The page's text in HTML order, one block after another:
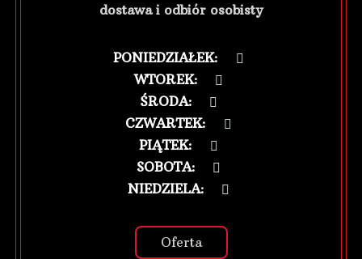
dostawa i odbiór osobisty
PONIEDZIAŁEK:
WTOREK:
ŚRODA:
CZWARTEK:
PIĄTEK:
SOBOTA:
NIEDZIELA:
Oferta